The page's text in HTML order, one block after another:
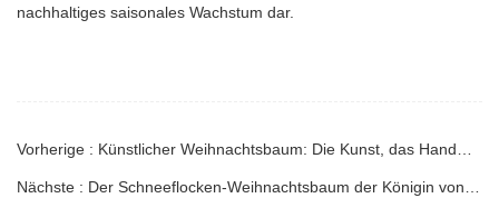
nachhaltiges saisonales Wachstum dar.